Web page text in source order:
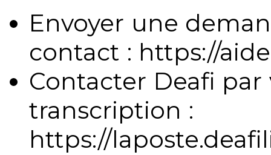
Envoyer une
contact : https://
Contacter Deafi
transcription :
https://